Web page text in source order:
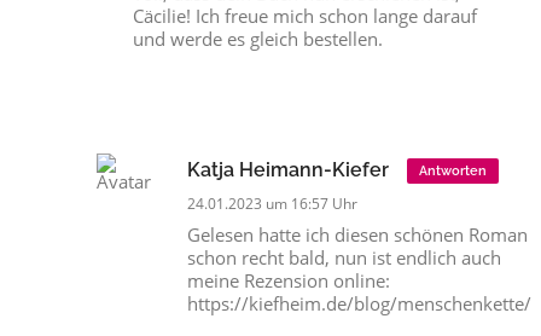
Cäcilie! Ich freue mich schon lange darauf
und werde es gleich bestellen.
Katja Heimann-Kiefer
24.01.2023 um 16:57 Uhr
Gelesen hatte ich diesen schönen Roman
schon recht bald, nun ist endlich auch
meine Rezension online:
https://kiefheim.de/blog/menschenkette/
Antworten